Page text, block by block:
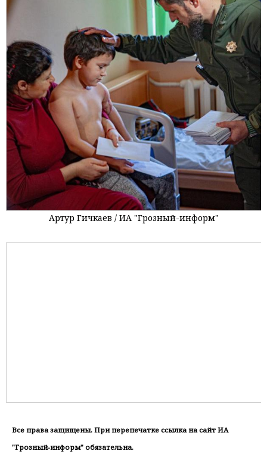
Артур Гичкаев / ИА "Грозный-информ"
Все права защищены. При перепечатке ссылка на сайт ИА
"Грозный-информ" обязательна.